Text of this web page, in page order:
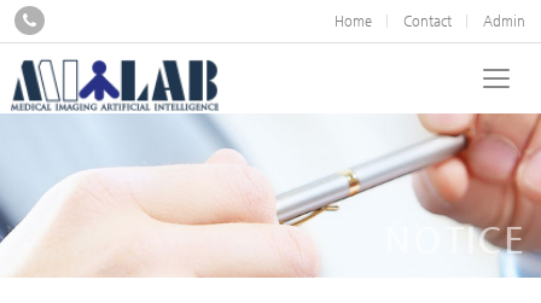
Home Contact Admin
NOTICE